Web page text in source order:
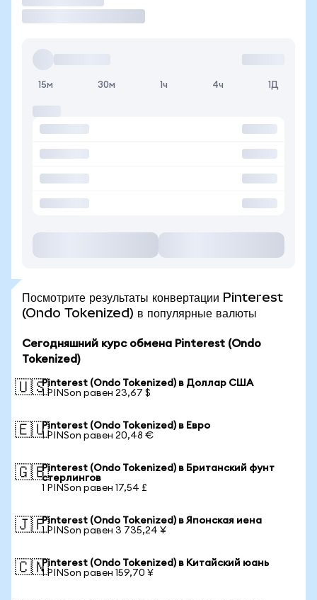
15м 30м 1ч 4ч 1Д
Посмотрите результаты конвертации Pinterest
(Ondo Tokenized) в популярные валюты
Сегодняшний курс обмена Pinterest (Ondo
Tokenized)
🇺🇸Pinterest (Ondo Tokenized) в Доллар США
1 PINSon равен 23,67 $
🇪🇺Pinterest (Ondo Tokenized) в Евро
1 PINSon равен 20,48 €
🇬🇧Pinterest (Ondo Tokenized) в Британский фунт
стерлингов
1 PINSon равен 17,54 £
🇯🇵Pinterest (Ondo Tokenized) в Японская иена
1 PINSon равен 3 735,24 ¥
🇨🇳Pinterest (Ondo Tokenized) в Китайский юань
1 PINSon равен 159,70 ¥